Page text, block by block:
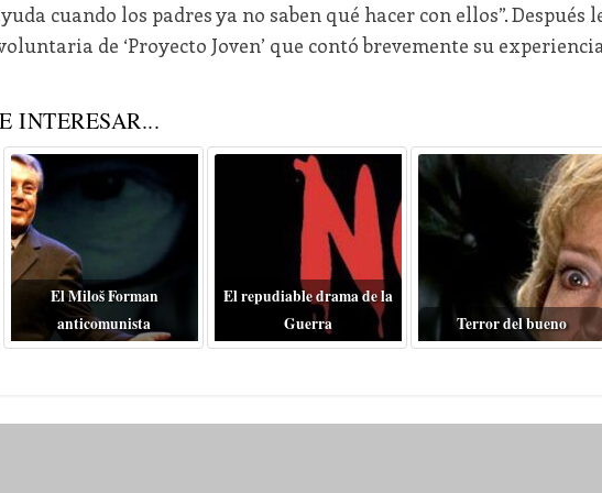
cuando los padres ya no saben qué hacer con ellos”. Después
de ‘Proyecto Joven’ que contó brevemente su
INTERESAR...
El Miloš Forman
anticomunista
El repudiable drama de la
Guerra
Terror del bueno